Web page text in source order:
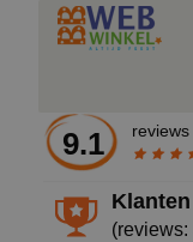
9.1 reviews
(reviews: